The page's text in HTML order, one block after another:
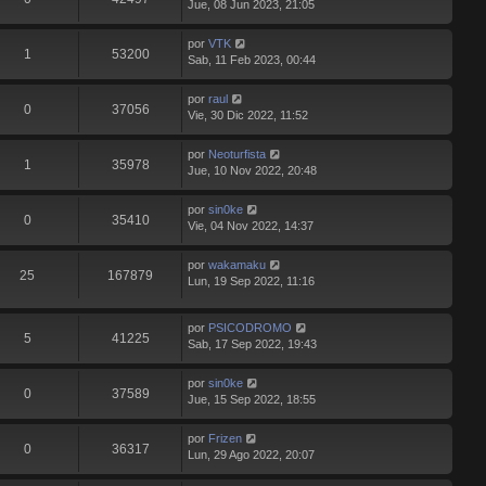
Jue, 08 Jun 2023, 21:05
1 53200
por VTK
Sab, 11 Feb 2023, 00:44
0 37056
por raul
Vie, 30 Dic 2022, 11:52
1 35978
por Neoturfista
Jue, 10 Nov 2022, 20:48
0 35410
por sin0ke
Vie, 04 Nov 2022, 14:37
25 167879
por wakamaku
Lun, 19 Sep 2022, 11:16
5 41225
por PSICODROMO
Sab, 17 Sep 2022, 19:43
0 37589
por sin0ke
Jue, 15 Sep 2022, 18:55
0 36317
por Frizen
Lun, 29 Ago 2022, 20:07